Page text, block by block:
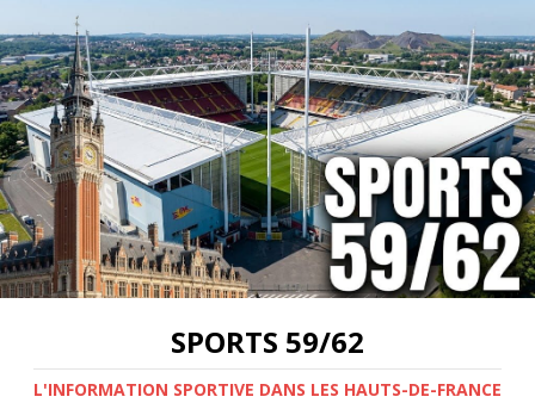
SPORTS 59/62
L'INFORMATION SPORTIVE DANS LES HAUTS-DE-FRANCE